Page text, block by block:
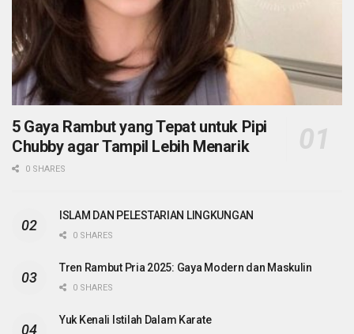
5 Gaya Rambut yang Tepat untuk Pipi
Chubby agar Tampil Lebih Menarik
0 SHARES
ISLAM DAN PELESTARIAN LINGKUNGAN
0 SHARES
Tren Rambut Pria 2025: Gaya Modern dan Maskulin
0 SHARES
Yuk Kenali Istilah Dalam Karate